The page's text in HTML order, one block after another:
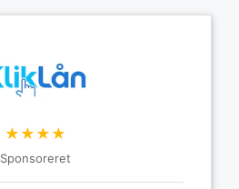
★★★★
Sponsoreret